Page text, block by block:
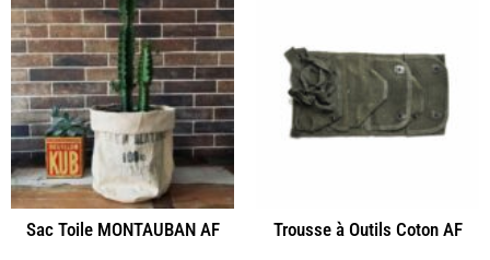
Sac Toile MONTAUBAN AF Trousse à Outils Coton AF